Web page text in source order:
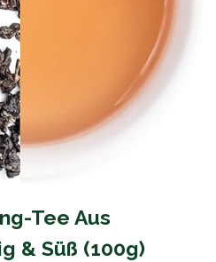
Tee Aus
& Süß (100g)